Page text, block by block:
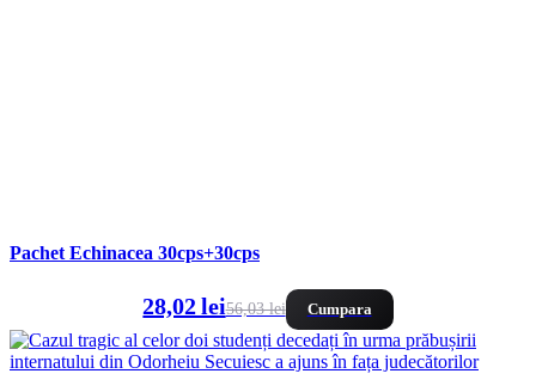
Pachet Echinacea 30cps+30cps
28,02 lei56,03 lei Cumpara